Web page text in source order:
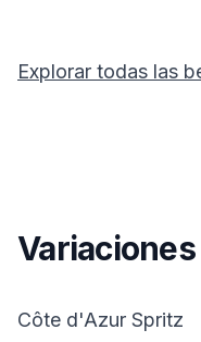
Explorar todas las
Côte d'Azur Spritz